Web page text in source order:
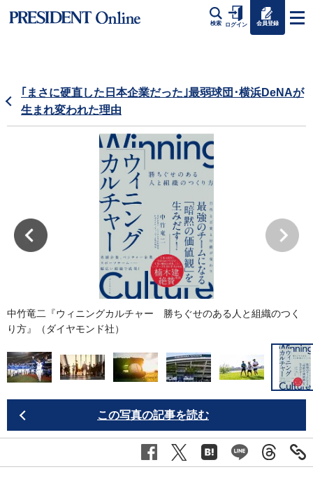
検索 ログイン 会員登録
｢まさに硬直した日本企業だった｣最弱球団･横浜DeNAが
生まれ変われた理由
中竹竜二『ウィニングカルチャー 勝ちぐせのある人と組織のつく
り方』（ダイヤモンド社）
この写真の記事を読む